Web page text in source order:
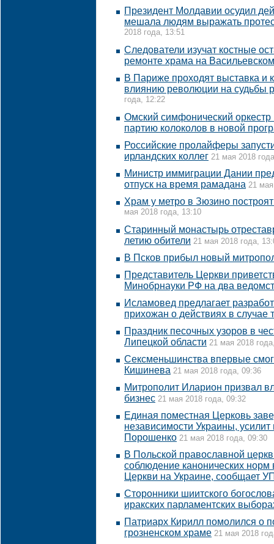
Президент Молдавии осудил
мешала людям выражать
2018 года, 13:51
Следователи изучат костные
ремонте храма на
В Париже проходят выставка
влиянию революции на судьбы
года, 12:22
Омский симфонический оркестр
партию колоколов в новой
Российские пролайферы
ирландских коллег 21 мая 2018
Министр иммиграции Дании
отпуск на время рамадана 21
Храм у метро в Зюзино
мая 2018 года, 13:10
Старинный монастырь
летию обители 21 мая 2018 года,
В Псков прибыл новый
Представитель Церкви
Минобрнауки РФ на два
Исламовед предлагает
прихожан о действиях в случае
Праздник песочных узоров в
Липецкой области 21 мая 2018
Сексменьшинства впервые
Кишинева 21 мая 2018 года, 09:36
Митрополит Иларион призвал
бизнес 21 мая 2018 года, 09:32
Единая поместная Церковь
независимости Украины, усилит
Порошенко 21 мая 2018 года, 09:30
В Польской православной
соблюдение канонических
Церкви на Украине, сообщает
Сторонники шиитского
иракских парламентских
Патриарх Кирилл помолился о
грозненском храме 21 мая 2018